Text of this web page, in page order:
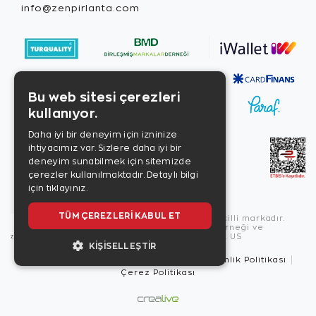
info@zenpirlanta.com
Copyright © 2026, Zen Diamond tescilli markadır.
Zen Diamond Birleşmiş Markalar Derneği ve
Turquality Destek Programı üyesidir. US
Güvenlik Politikası
Çerez Politikası
Bu web sitesi çerezleri
kullanıyor.
Daha iyi bir deneyim için izninize
ihtiyacımız var. Sizlere daha iyi bir
deneyim sunabilmek için sitemizde
çerezler kullanılmaktadır. Detaylı bilgi
için tıklayınız.
TÜM ÇEREZLERI KABUL ET
KIŞISELLEŞTIR